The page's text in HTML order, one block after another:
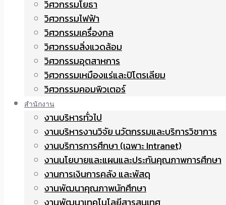
วิศวกรรมโยธา
วิศวกรรมไฟฟ้า
วิศวกรรมเครื่องกล
วิศวกรรมสิ่งแวดล้อม
วิศวกรรมอุตสาหการ
วิศวกรรมเหมืองแร่และปิโตรเลียม
วิศวกรรมคอมพิวเตอร์
สำนักงาน
งานบริหารทั่วไป
งานบริหารงานวิจัย นวัตกรรมและบริการวิชาการ
งานบริการการศึกษา (เฉพาะ Intranet)
งานนโยบายและแผนและประกันคุณภาพการศึกษา
งานการเงินการคลัง และพัสดุ
งานพัฒนาคุณภาพนักศึกษา
งานพัฒนาเทคโนโลยีสารสนเทศ